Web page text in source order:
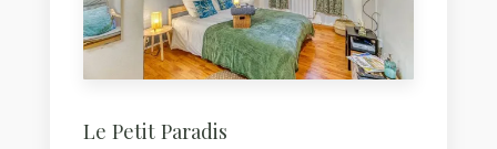
Le Petit Paradis